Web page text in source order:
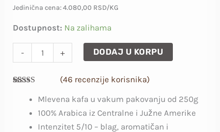
Jedinična cena: 4.080,00 RSD/KG
Dostupnost: Na zalihama
- + DODAJ U KORPU
od 5 na
osnovu
ocena
kupaca
(46 recenzije korisnika)
Mlevena kafa u vakum pakovanju od 250g
100% Arabica iz Centralne i Južne Amerike
Intenzitet 5/10 – blag, aromatičan i